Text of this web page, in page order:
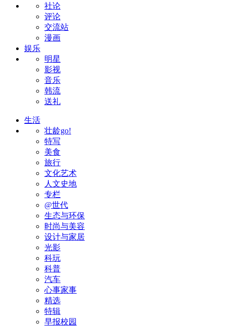
社论
评论
交流站
漫画
娱乐
明星
影视
音乐
韩流
送礼
生活
壮龄go!
特写
美食
旅行
文化艺术
人文史地
专栏
@世代
生态与环保
时尚与美容
设计与家居
光影
科玩
科普
汽车
心事家事
精选
特辑
早报校园